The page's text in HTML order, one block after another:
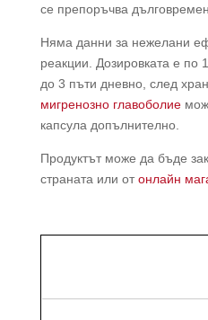
се препоръчва
Няма данни за нежелани
реакции. Дозировката е по
до 3 пъти дневно, след
мигренозно главоболие
капсула допълнително.
Продуктът може да бъде
страната или отонлайн